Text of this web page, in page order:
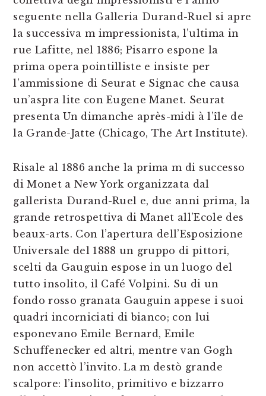
seguente nella Galleria Durand-Ruel si apre
la successiva m impressionista, l’ultima in
rue Lafitte, nel 1886; Pisarro espone la
prima opera pointilliste e insiste per
l’ammissione di Seurat e Signac che causa
un’aspra lite con Eugene Manet. Seurat
presenta Un dimanche après-midi à l’île de
la Grande-Jatte (Chicago, The Art Institute).
Risale al 1886 anche la prima m di successo
di Monet a New York organizzata dal
gallerista Durand-Ruel e, due anni prima, la
grande retrospettiva di Manet all’Ecole des
beaux-arts. Con l’apertura dell’Esposizione
Universale del 1888 un gruppo di pittori,
scelti da Gauguin espose in un luogo del
tutto insolito, il Café Volpini. Su di un
fondo rosso granata Gauguin appese i suoi
quadri incorniciati di bianco; con lui
esponevano Emile Bernard, Emile
Schuffenecker ed altri, mentre van Gogh
non accettò l’invito. La m destò grande
scalpore: l’insolito, primitivo e bizzarro